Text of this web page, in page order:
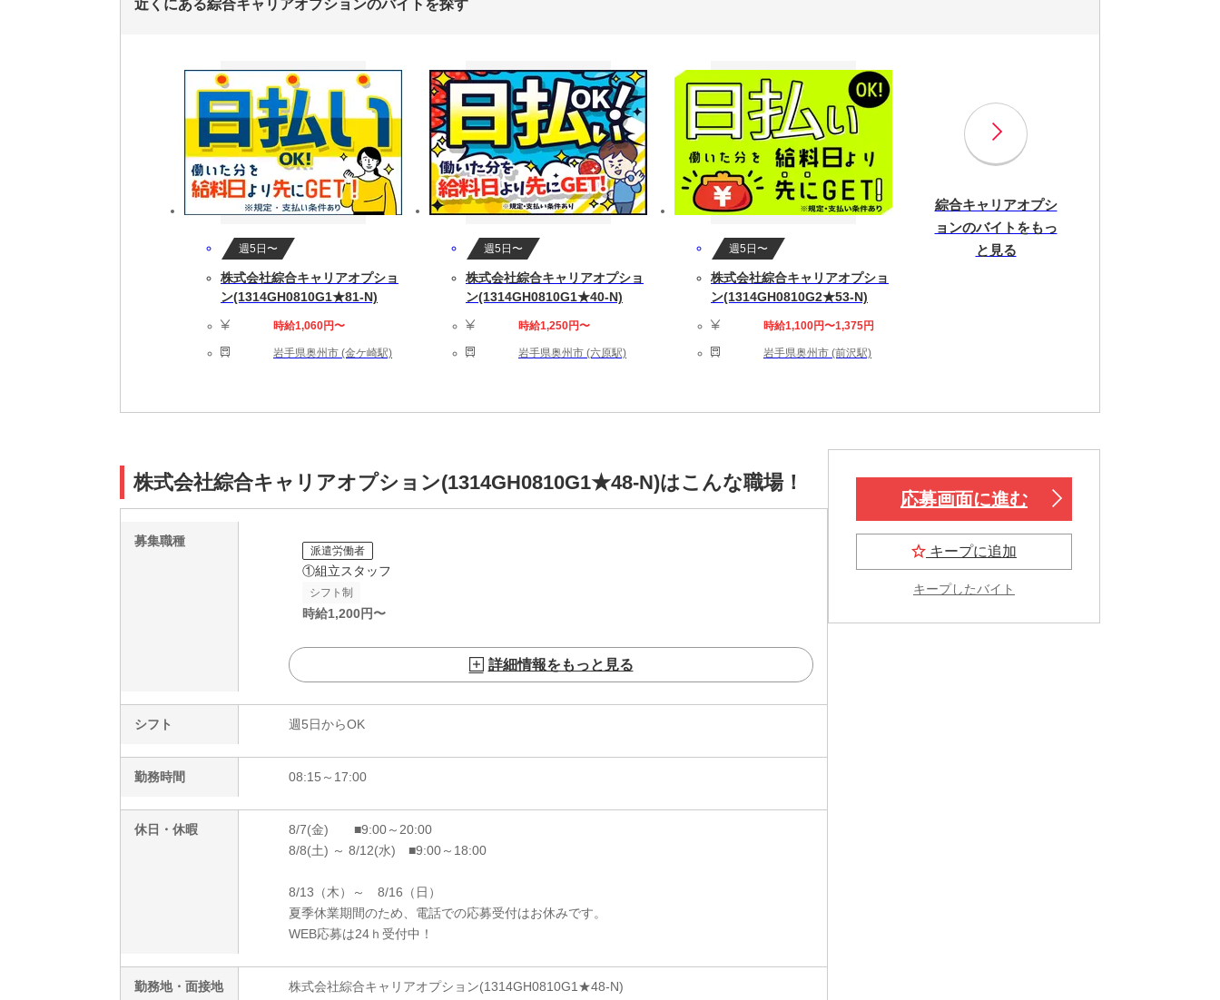
近くにある綜合キャリアオプションのバイトを探す
週5日〜
株式会社綜合キャリアオプショ
ン(1314GH0810G1★81-N)
時給1,060円〜
岩手県奥州市 (金ケ崎駅)
週5日〜
株式会社綜合キャリアオプショ
ン(1314GH0810G1★40-N)
時給1,250円〜
岩手県奥州市 (六原駅)
週5日〜
株式会社綜合キャリアオプショ
ン(1314GH0810G2★53-N)
時給1,100円〜1,375円
岩手県奥州市 (前沢駅)
綜合キャリアオプシ
ョンのバイトをもっ
と見る
株式会社綜合キャリアオプション(1314GH0810G1★48-N)はこんな職場！
募集職種
派遣労働者
①組立スタッフ
シフト制
時給1,200円〜
詳細情報をもっと見る
シフト 週5日からOK
勤務時間 08:15～17:00
休日・休暇
8/7(金) ■9:00～20:00
8/8(土) ～ 8/12(水) ■9:00～18:00
8/13（木）～ 8/16（日）
夏季休業期間のため、電話での応募受付はお休みです。
WEB応募は24ｈ受付中！
勤務地・面接地 株式会社綜合キャリアオプション(1314GH0810G1★48-N)
応募画面に進む
キープに追加
キープしたバイト